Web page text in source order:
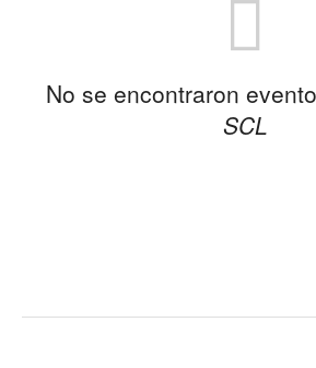
No se encontraron
SCL